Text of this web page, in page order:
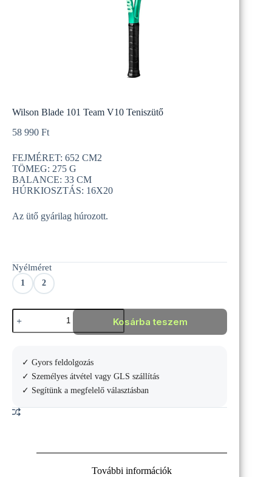
Wilson Blade 101 Team V10 Teniszütő
58 990 Ft
FEJMÉRET: 652 CM2
TÖMEG: 275 G
BALANCE: 33 CM
HÚRKIOSZTÁS: 16X20
Az ütő gyárilag húrozott.
Nyélméret
1 2
Wilson
Blade
101
Teniszütő
mennyiség
Kosárba teszem
✓ Gyors feldolgozás
✓ Személyes átvétel vagy GLS szállítás
✓ Segítünk a megfelelő választásban
További információk